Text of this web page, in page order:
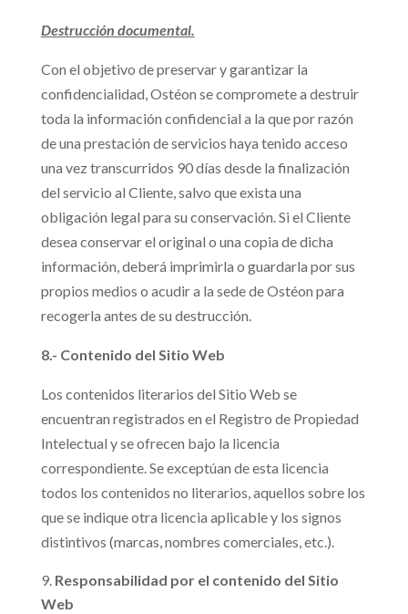
Destrucción documental.
Con el objetivo de preservar y garantizar la
confidencialidad, Ostéon se compromete a destruir
toda la información confidencial a la que por razón
de una prestación de servicios haya tenido acceso
una vez transcurridos 90 días desde la finalización
del servicio al Cliente, salvo que exista una
obligación legal para su conservación. Si el Cliente
desea conservar el original o una copia de dicha
información, deberá imprimirla o guardarla por sus
propios medios o acudir a la sede de Ostéon para
recogerla antes de su destrucción.
8.- Contenido del Sitio Web
Los contenidos literarios del Sitio Web se
encuentran registrados en el Registro de Propiedad
Intelectual y se ofrecen bajo la licencia
correspondiente. Se exceptúan de esta licencia
todos los contenidos no literarios, aquellos sobre los
que se indique otra licencia aplicable y los signos
distintivos (marcas, nombres comerciales, etc.).
Responsabilidad por el contenido del Sitio
Web